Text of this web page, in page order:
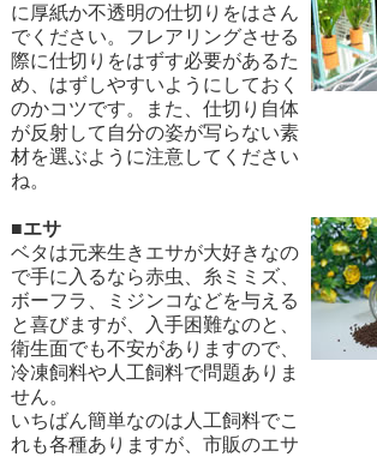
に厚紙か不透明の仕切りをはさん
でください。フレアリングさせる
際に仕切りをはずす必要があるた
め、はずしやすいようにしておく
のかコツです。また、仕切り自体
が反射して自分の姿が写らない素
材を選ぶように注意してください
ね。
■エサ
ベタは元来生きエサが大好きなの
で手に入るなら赤虫、糸ミミズ、
ボーフラ、ミジンコなどを与える
と喜びますが、入手困難なのと、
衛生面でも不安がありますので、
冷凍飼料や人工飼料で問題ありま
せん。
いちばん簡単なのは人工飼料でこ
れも各種ありますが、市販のエサ